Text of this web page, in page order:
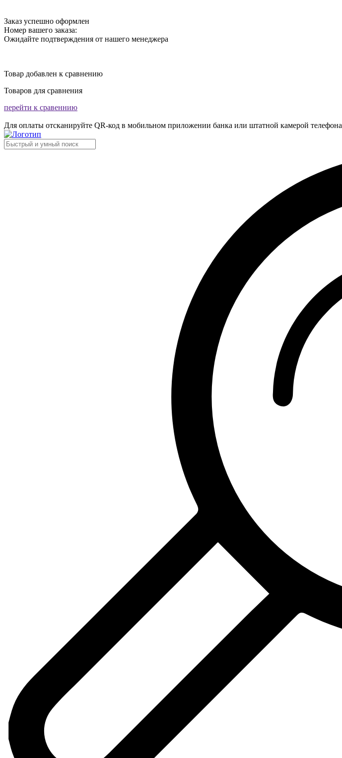
Заказ успешно оформлен
Номер вашего заказа:
Ожидайте подтверждения от нашего менеджера
Товар добавлен к сравнению
Товаров для сравнения
перейти к сравеннию
Для оплаты отсканируйте QR-код в мобильном приложении банка или штатной камерой телефона